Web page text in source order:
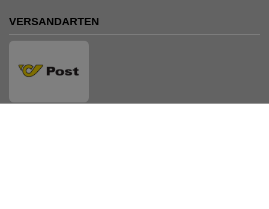
VERSANDARTEN